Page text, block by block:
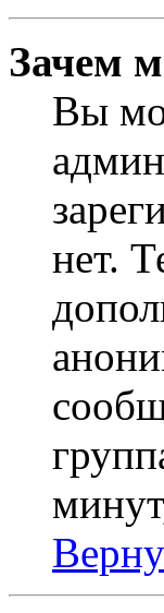
Зачем
Вы
нет.